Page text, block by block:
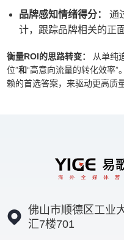
品牌感知情绪得分：
通
计，跟踪品牌相关的正
衡量ROI的思路转变：
从单纯
位”和“高意向流量的转化效率
赖的首选答案，来驱动更高质
佛山市顺德区工业
汇7楼701